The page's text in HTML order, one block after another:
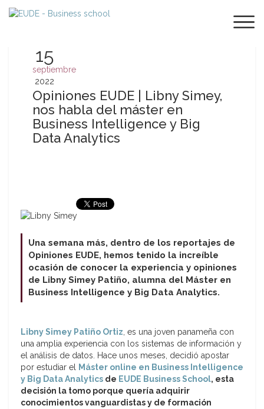
15
septiembre
2022
Opiniones EUDE | Libny Simey,
nos habla del máster en
Business Intelligence y Big
Data Analytics
Una semana más, dentro de los reportajes de
Opiniones EUDE, hemos tenido la increíble
ocasión de conocer la experiencia y opiniones
de Libny Simey Patiño, alumna del Máster en
Business Intelligence y Big Data Analytics.
Libny Simey Patiño Ortiz , es una joven panameña con
una amplia experiencia con los sistemas de información y
el análisis de datos. Hace unos meses, decidió apostar
por estudiar el
Máster online en Business Intelligence
y Big Data Analytics de EUDE Business School, esta
decisión la tomo porque quería adquirir
conocimientos vanguardistas y de formación